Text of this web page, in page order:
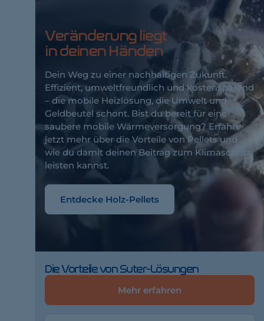
Veränderung liegt
in deinen Händen
Dein Weg zu einer nachhaltigen Zukunft.
Effizient, umweltfreundlich und kostensparend
– die mobile Heizlösung, die Umwelt und
Geldbeutel schont. Bist du bereit für eine
saubere mobile Wärmeversorgung? Erfahre
jetzt mehr über die Vorteile von Pellets und
wie du damit deinen Beitrag zum Klimaschutz
leisten kannst.
Entdecke Holz-Pellets
Die Vorteile von Suter-Lösungen
Mehr erfahren